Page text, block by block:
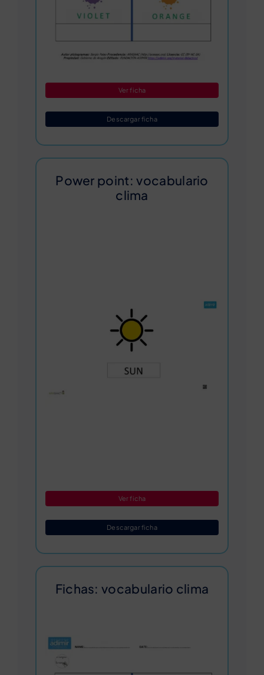
Ver ficha
Descargar ficha
Power point: vocabulario
clima
Ver ficha
Descargar ficha
Fichas: vocabulario clima